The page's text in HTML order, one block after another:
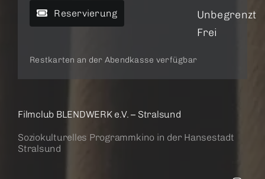
Reservierung
Unbegrenzt
Frei
Restkarten an der Abendkasse verfügbar
Filmclub BLENDWERK e.V. – Stralsund
Soziokulturelles Programmkino in der Hansestadt
Stralsund